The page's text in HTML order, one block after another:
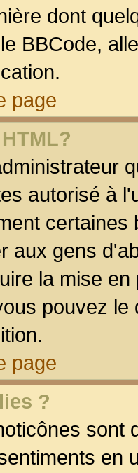
dont
BBCode,
page
autorisé à
aux gens
la mise
pouvez
page
?
sont
en